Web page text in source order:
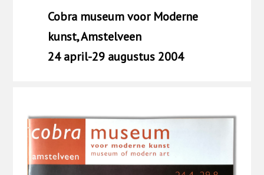
Cobra museum voor Moderne
kunst, Amstelveen
24 april-29 augustus 2004